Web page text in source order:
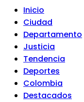
Inicio
Ciudad
Departamento
Justicia
Tendencia
Deportes
Colombia
Destacados